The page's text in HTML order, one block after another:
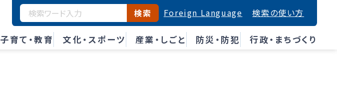
子育て・教育 文化・スポーツ 産業・しごと 防災・防犯 行政・まちづくり
検索 Foreign Language 検索の使い方